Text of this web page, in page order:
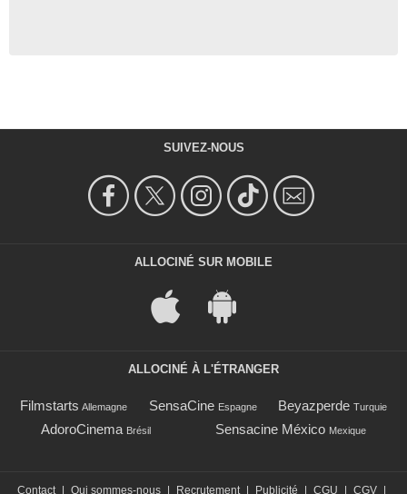
SUIVEZ-NOUS
ALLOCINÉ SUR MOBILE
ALLOCINÉ À L'ÉTRANGER
Filmstarts Allemagne SensaCine Espagne Beyazperde Turquie
AdoroCinema Brésil Sensacine México Mexique
Contact Qui sommes-nous Recrutement Publicité CGU CGV